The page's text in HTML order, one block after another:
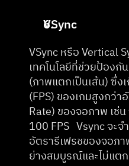
VSync
VSync หรือ Vertical
เทคโนโลยีที่ช่วยป้อง
(ภาพแตกเป็นเส้น) ซึ่ง
(FPS) ของเกมสูงกว่า
Rate) ของจอภาพ เช่
100 FPS   Vsync จะ
อัตรารีเฟรชของจอภ
ย่างสมบูรณ์และไม่แต